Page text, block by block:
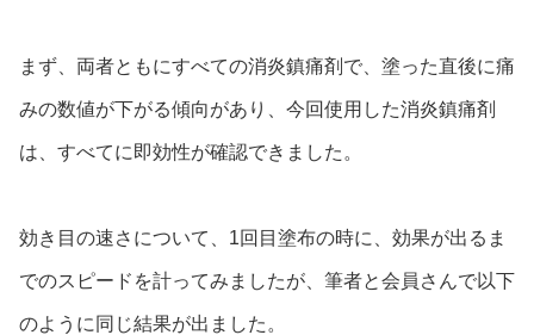
まず、両者ともにすべての消炎鎮痛剤で、塗った直後に痛
みの数値が下がる傾向があり、今回使用した消炎鎮痛剤
は、すべてに即効性が確認できました。
効き目の速さについて、1回目塗布の時に、効果が出るま
でのスピードを計ってみましたが、筆者と会員さんで以下
のように同じ結果が出ました。